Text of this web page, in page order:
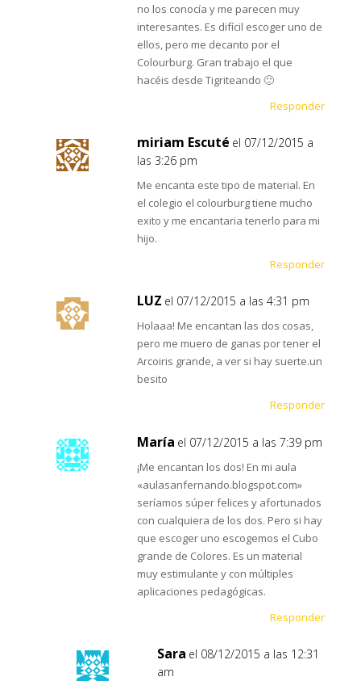
no los conocía y me parecen muy
interesantes. Es difícil escoger uno de
ellos, pero me decanto por el
Colourburg. Gran trabajo el que
hacéis desde Tigriteando 🙂
Responder
miriam Escuté el 07/12/2015 a
las 3:26 pm
Me encanta este tipo de material. En
el colegio el colourburg tiene mucho
exito y me encantaria tenerlo para mi
hijo.
Responder
LUZ el 07/12/2015 a las 4:31 pm
Holaaa! Me encantan las dos cosas,
pero me muero de ganas por tener el
Arcoiris grande, a ver si hay suerte.un
besito
Responder
María el 07/12/2015 a las 7:39 pm
¡Me encantan los dos! En mi aula
«aulasanfernando.blogspot.com»
seríamos súper felices y afortunados
con cualquiera de los dos. Pero si hay
que escoger uno escogemos el Cubo
grande de Colores. Es un material
muy estimulante y con múltiples
aplicaciones pedagógicas.
Responder
Sara el 08/12/2015 a las 12:31
am